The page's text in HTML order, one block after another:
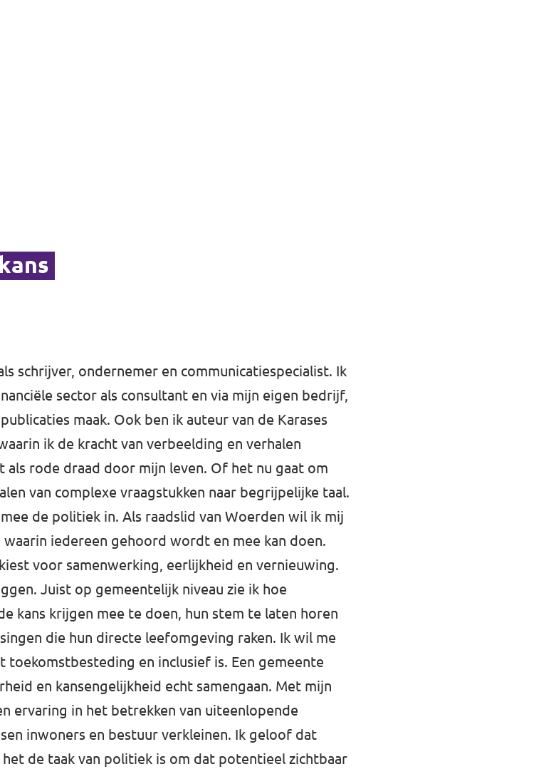
schrijver, ondernemer en communicatiespecialist. Ik
sector als consultant en via mijn eigen bedrijf,
maak. Ook ben ik auteur van de Karases
ik de kracht van verbeelding en verhalen
rode draad door mijn leven. Of het nu gaat om
van complexe vraagstukken naar begrijpelijke taal.
de politiek in. Als raadslid van Woerden wil ik mij
iedereen gehoord wordt en mee kan doen.
voor samenwerking, eerlijkheid en vernieuwing.
Juist op gemeentelijk niveau zie ik hoe
kans krijgen mee te doen, hun stem te laten horen
die hun directe leefomgeving raken. Ik wil me
en inclusief is. Een gemeente
en kansengelijkheid echt samengaan. Met mijn
ervaring in het betrekken van uiteenlopende
inwoners en bestuur verkleinen. Ik geloof dat
de taak van politiek is om dat potentieel zichtbaar